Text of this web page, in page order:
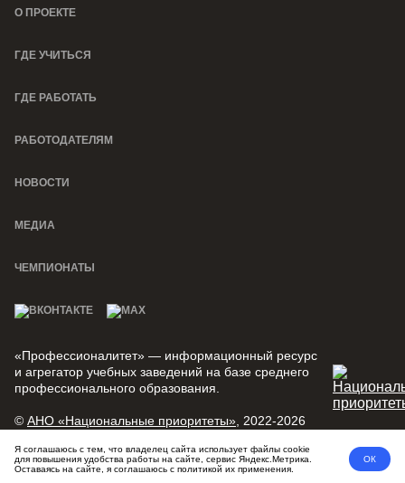
Я соглашаюсь с тем, что владелец сайта использует файлы cookie
для повышения удобства работы на сайте, сервис Яндекс.Метрика.
Оставаясь на сайте, я соглашаюсь с политикой их применения.
ОК
О ПРОЕКТЕ
ГДЕ УЧИТЬСЯ
ГДЕ РАБОТАТЬ
РАБОТОДАТЕЛЯМ
НОВОСТИ
МЕДИА
ЧЕМПИОНАТЫ
«Профессионалитет» — информационный ресурс
и агрегатор учебных заведений на базе среднего
профессионального образования.
© АНО «Национальные приоритеты», 2022-2026
Политика конфиденциальности Пользовательское соглашение